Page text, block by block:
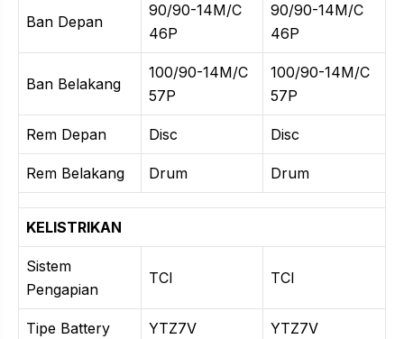
Ban Depan
90/90-14M/C
46P
90/90-14M/C
46P
Ban Belakang
100/90-14M/C
57P
100/90-14M/C
57P
Rem Depan Disc Disc
Rem Belakang Drum Drum
KELISTRIKAN
Sistem
Pengapian
TCI TCI
Tipe Battery YTZ7V YTZ7V